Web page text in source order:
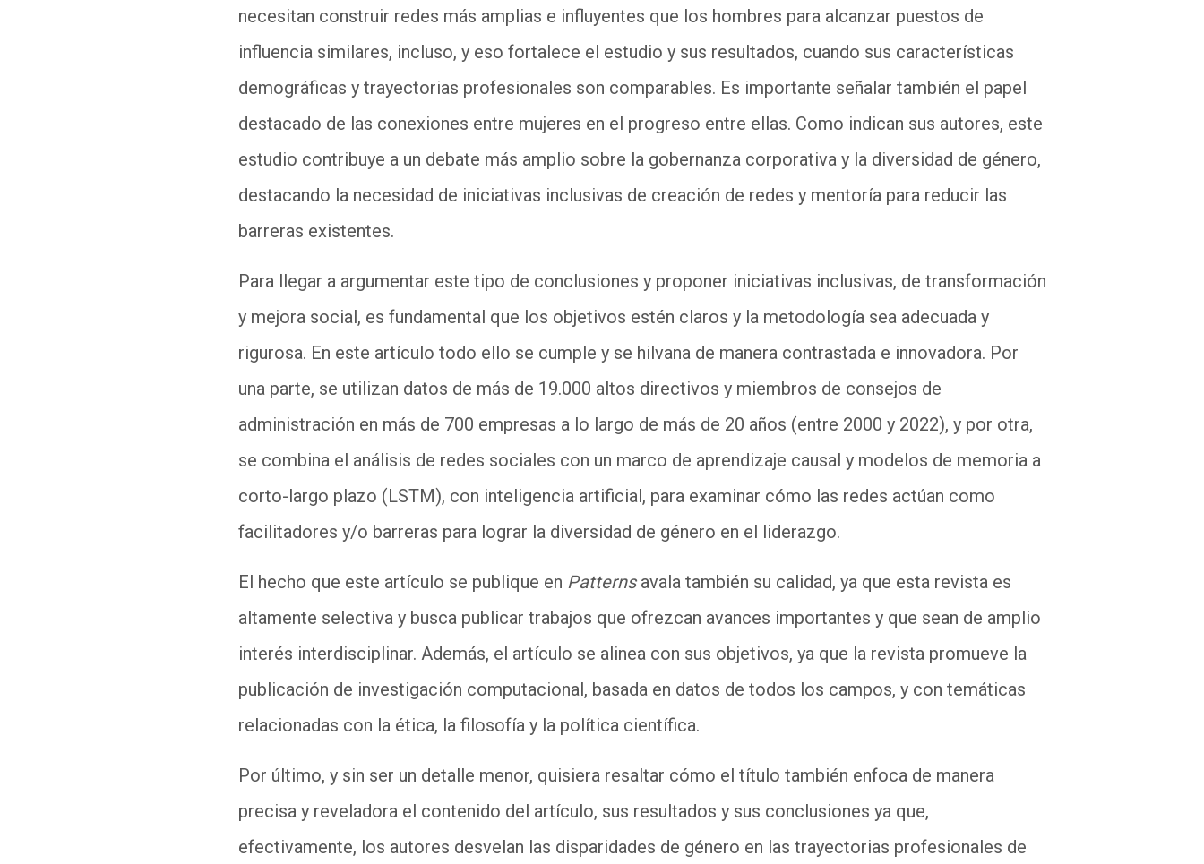
necesitan construir redes más amplias e influyentes que los hombres para alcanzar puestos de
influencia similares, incluso, y eso fortalece el estudio y sus resultados, cuando sus características
demográficas y trayectorias profesionales son comparables. Es importante señalar también el papel
destacado de las conexiones entre mujeres en el progreso entre ellas. Como indican sus autores, este
estudio contribuye a un debate más amplio sobre la gobernanza corporativa y la diversidad de género,
destacando la necesidad de iniciativas inclusivas de creación de redes y mentoría para reducir las
barreras existentes.
Para llegar a argumentar este tipo de conclusiones y proponer iniciativas inclusivas, de transformación
y mejora social, es fundamental que los objetivos estén claros y la metodología sea adecuada y
rigurosa. En este artículo todo ello se cumple y se hilvana de manera contrastada e innovadora. Por
una parte, se utilizan datos de más de 19.000 altos directivos y miembros de consejos de
administración en más de 700 empresas a lo largo de más de 20 años (entre 2000 y 2022), y por otra,
se combina el análisis de redes sociales con un marco de aprendizaje causal y modelos de memoria a
corto-largo plazo (LSTM), con inteligencia artificial, para examinar cómo las redes actúan como
facilitadores y/o barreras para lograr la diversidad de género en el liderazgo.
El hecho que este artículo se publique en Patterns avala también su calidad, ya que esta revista es
altamente selectiva y busca publicar trabajos que ofrezcan avances importantes y que sean de amplio
interés interdisciplinar. Además, el artículo se alinea con sus objetivos, ya que la revista promueve la
publicación de investigación computacional, basada en datos de todos los campos, y con temáticas
relacionadas con la ética, la filosofía y la política científica.
Por último, y sin ser un detalle menor, quisiera resaltar cómo el título también enfoca de manera
precisa y reveladora el contenido del artículo, sus resultados y sus conclusiones ya que,
efectivamente, los autores desvelan las disparidades de género en las trayectorias profesionales de